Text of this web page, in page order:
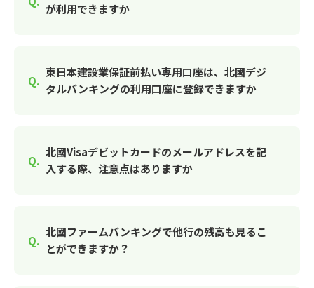
が利用できますか
東日本建設業保証前払い専用口座は、北國デジ
タルバンキングの利用口座に登録できますか
北國Visaデビットカードのメールアドレスを記
入する際、注意点はありますか
北國ファームバンキングで他行の残高も見るこ
とができますか？